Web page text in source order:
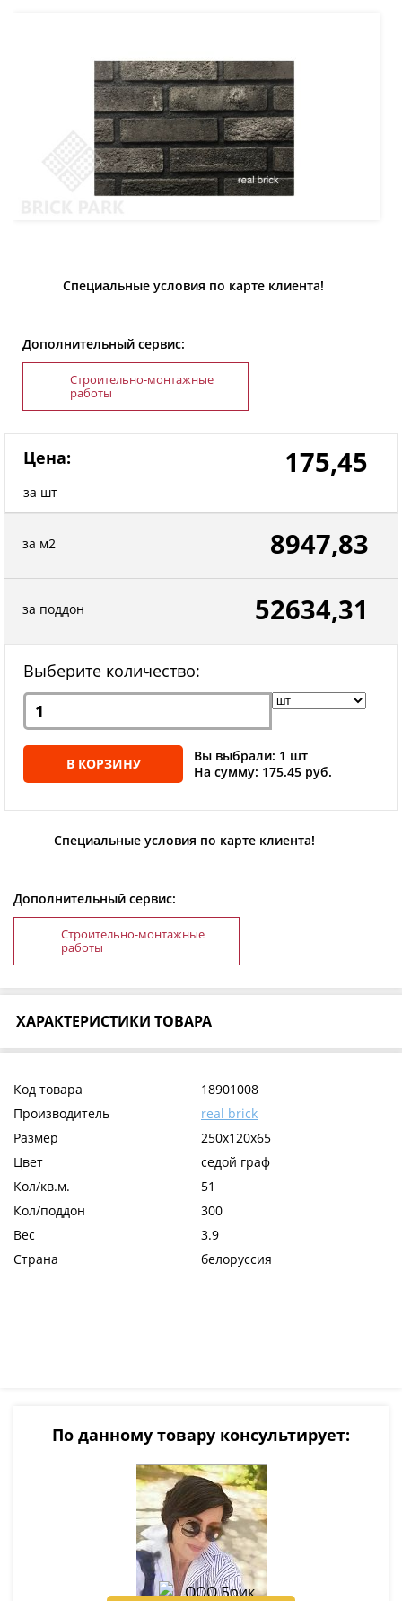
Специальные условия по карте клиента!
Дополнительный сервис:
Строительно-монтажные
работы
Цена:
за шт
175,45
за м2 8947,83
за поддон 52634,31
Выберите количество:
В КОРЗИНУ
Вы выбрали: 1 шт
На сумму: 175.45 руб.
Специальные условия по карте клиента!
Дополнительный сервис:
Строительно-монтажные
работы
ХАРАКТЕРИСТИКИ ТОВАРА
Код товара
18901008
Производитель
real brick
Размер
250х120х65
Цвет
седой граф
Кол/кв.м.
51
Кол/поддон
300
Вес
3.9
Страна
белоруссия
По данному товару консультирует: